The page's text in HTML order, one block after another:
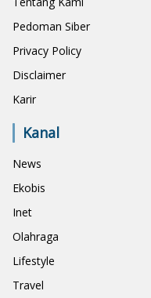
Pedoman Siber
Privacy Policy
Disclaimer
Karir
Kanal
News
Ekobis
Inet
Olahraga
Lifestyle
Travel